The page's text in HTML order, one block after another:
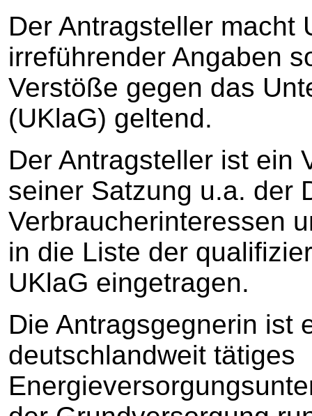
Der Antragsteller macht
irreführender Angaben
Verstöße gegen das
(UKlaG) geltend.
Der Antragsteller ist ein
seiner Satzung u.a. der
Verbraucherinteressen
in die Liste der
UKlaG eingetragen.
Die Antragsgegnerin ist
deutschlandweit tätiges